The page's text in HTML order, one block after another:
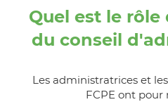
Quel est le rôle
du conseil
Les administratrices et
FCPE ont pour